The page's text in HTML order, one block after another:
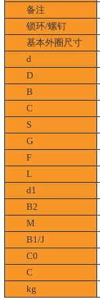
备注
锁环/螺钉
基本外圈尺寸
d
D
B
C
S
G
F
L
d1
B2
M
B1/J
C0
C
kg